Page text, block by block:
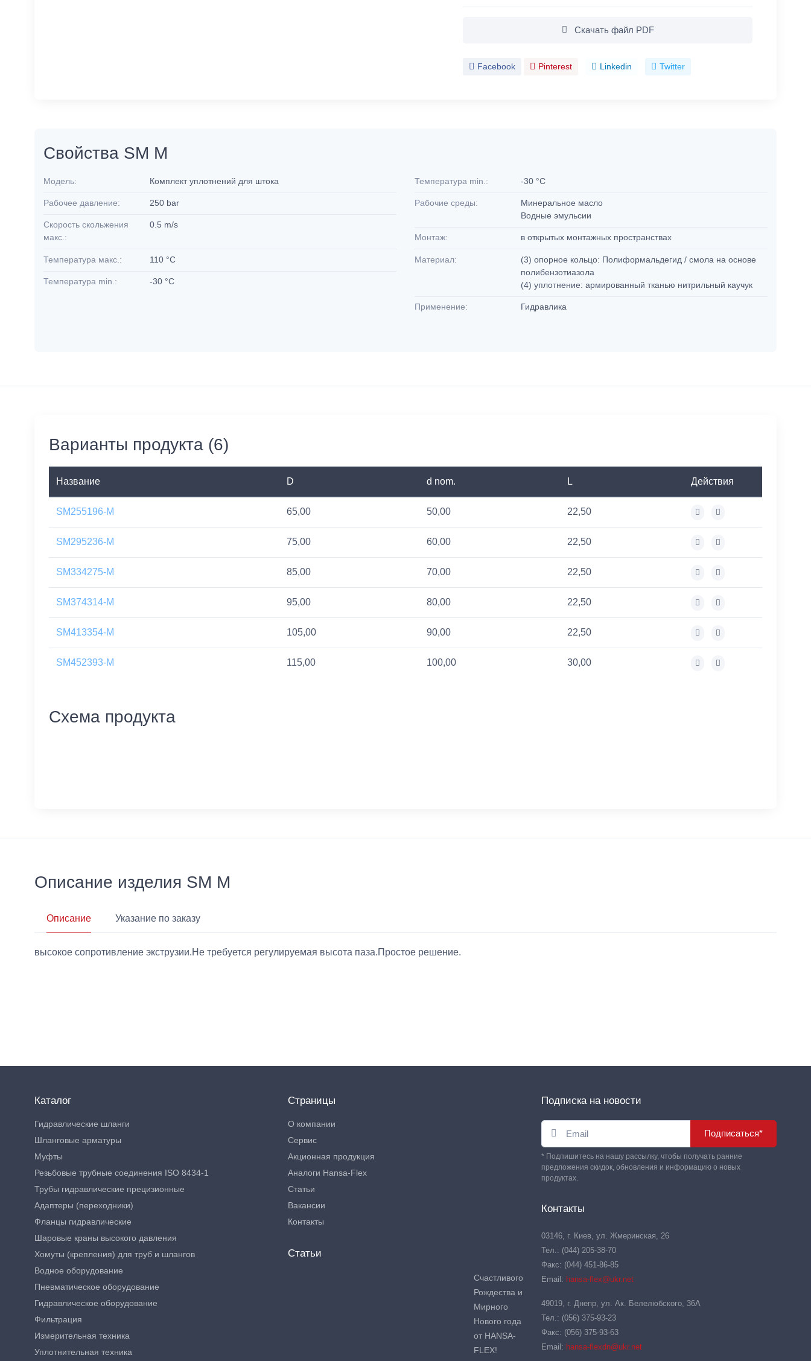
Скачать файл PDF
Facebook Pinterest Linkedin Twitter
Свойства SM M
Модель: Комплект уплотнений для штока
Рабочее давление: 250 bar
Скорость скольжения
макс.:
0.5 m/s
Температура макс.: 110 °C
Температура min.: -30 °C
Температура min.: -30 °C
Рабочие среды:
Минеральное масло
Водные эмульсии
Монтаж: в открытых монтажных пространствах
Материал:
(3) опорное кольцо: Полиформальдегид / смола на основе
полибензотиазола
(4) уплотнение: армированный тканью нитрильный каучук
Применение: Гидравлика
Варианты продукта (6)
Название D d nom. L Действия
SM255196-M 65,00 50,00 22,50
SM295236-M 75,00 60,00 22,50
SM334275-M 85,00 70,00 22,50
SM374314-M 95,00 80,00 22,50
SM413354-M 105,00 90,00 22,50
SM452393-M 115,00 100,00 30,00
Схема продукта
Описание изделия SM M
Описание Указание по заказу
высокое сопротивление экструзии.Не требуется регулируемая высота паза.Простое решение.
Каталог
Гидравлические шланги
Шланговые арматуры
Муфты
Резьбовые трубные соединения ISO 8434-1
Трубы гидравлические прецизионные
Адаптеры (переходники)
Фланцы гидравлические
Шаровые краны высокого давления
Хомуты (крепления) для труб и шлангов
Водное оборудование
Пневматическое оборудование
Гидравлическое оборудование
Фильтрация
Измерительная техника
Уплотнительная техника
Страницы
О компании
Сервис
Акционная продукция
Аналоги Hansa-Flex
Статьи
Вакансии
Контакты
Статьи
Счастливого
Рождества и
Мирного
Нового года
от HANSA-
FLEX!
Подписка на новости
Подписаться*
* Подпишитесь на нашу рассылку, чтобы получать ранние
предложения скидок, обновления и информацию о новых
продуктах.
Контакты
03146, г. Киев, ул. Жмеринская, 26
Тел.: (044) 205-38-70
Факс: (044) 451-86-85
Email: hansa-flex@ukr.net
49019, г. Днепр, ул. Ак. Белелюбского, 36А
Тел.: (056) 375-93-23
Факс: (056) 375-93-63
Email: hansa-flexdn@ukr.net